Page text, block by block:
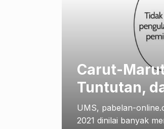
Carut-
Tuntutan,
UMS, pabelan-
2021 dinilai banyak